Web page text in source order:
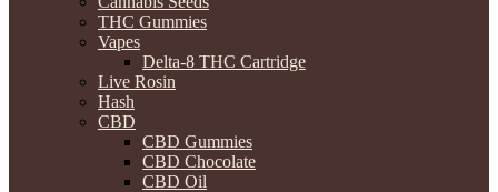
THC Gummies
Vapes
Delta-8 THC Cartridge
Live Rosin
Hash
CBD
CBD Gummies
CBD Chocolate
CBD Oil